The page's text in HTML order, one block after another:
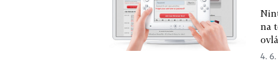
na
4. 6.